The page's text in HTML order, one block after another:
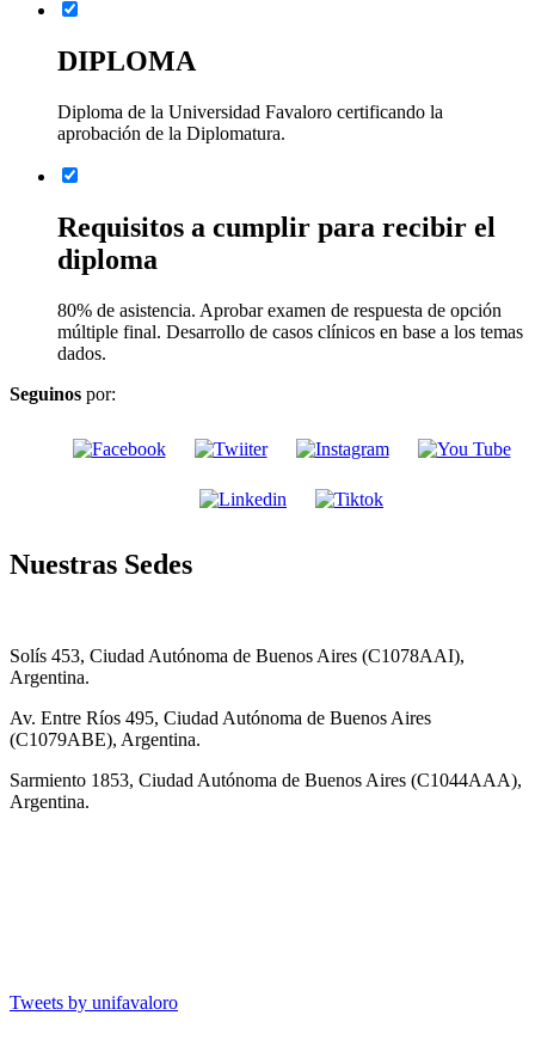
DIPLOMA
Diploma de la Universidad Favaloro certificando la
aprobación de la Diplomatura.
Requisitos a cumplir para recibir el
diploma
80% de asistencia. Aprobar examen de respuesta de opción
múltiple final. Desarrollo de casos clínicos en base a los temas
dados.
Seguinos por:
Nuestras Sedes
Solís 453, Ciudad Autónoma de Buenos Aires (C1078AAI),
Argentina.
Av. Entre Ríos 495, Ciudad Autónoma de Buenos Aires
(C1079ABE), Argentina.
Sarmiento 1853, Ciudad Autónoma de Buenos Aires (C1044AAA),
Argentina.